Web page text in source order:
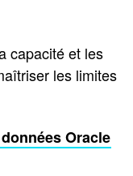
capacité et les
les limites
Oracle